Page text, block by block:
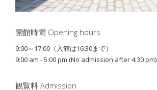
開館時間 Opening hours
9:00～17:00（入館は16:30まで）
9:00 am - 5:00 pm (No admission after 4:30 pm)
観覧料 Admission